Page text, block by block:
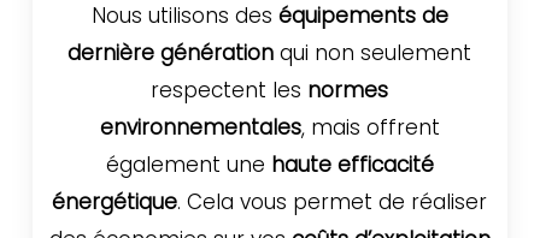
Nous utilisons des équipements de
dernière génération qui non seulement
respectent les normes
environnementales, mais offrent
également une haute efficacité
énergétique. Cela vous permet de réaliser